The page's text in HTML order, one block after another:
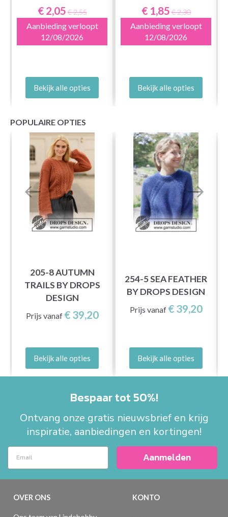
€ 2,05 € 2,55
Aanbieding verloopt
12/08/2026
Bekijk alle opties
€ 1,85 € 2,30
Aanbieding verloopt
12/08/2026
Bekijk alle opties
POPULAIRE OPTIES
205-8 AUTUMN
TRAILS BY DROPS
DESIGN
Prijs vanaf € 39,20
Bekijk alle opties
254-5 SEA FEATHER
BY DROPS DESIGN
Prijs vanaf € 39,20
Bekijk alle opties
Bespaar tot 50%!
Ontvang onze gratis nieuwsbrief en krijg
inspiratie, aanbiedingen en kortingen!
Aanmelden
OVER ONS KONTO